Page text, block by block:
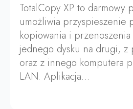
TotalCopy XP to darmowy
umożliwia przyspieszenie
kopiowania i
jednego dysku na drugi, z
oraz z innego komputera
LAN. Aplikacja…